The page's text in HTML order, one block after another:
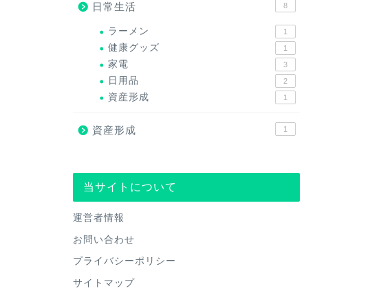
日常生活 8
ラーメン 1
健康グッズ 1
家電 3
日用品 2
資産形成 1
資産形成 1
当サイトについて
運営者情報
お問い合わせ
プライバシーポリシー
サイトマップ